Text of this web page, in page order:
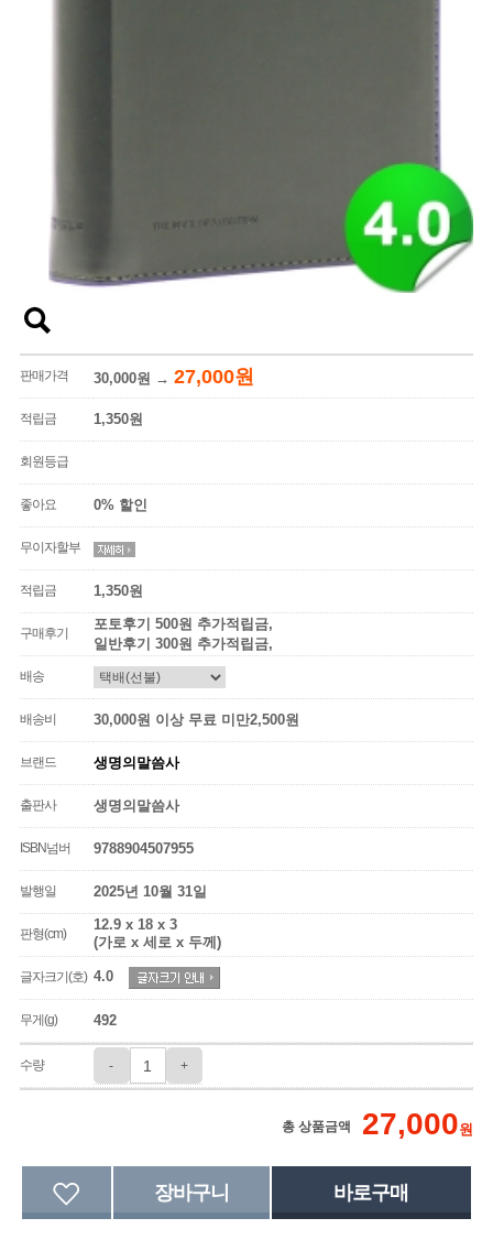
판매가격 30,000원 → 27,000원
적립금 1,350원
회원등급
좋아요 0% 할인
무이자할부
적립금 1,350원
구매후기
포토후기 500원 추가적립금,
일반후기 300원 추가적립금,
배송
배송비 30,000원 이상 무료 미만2,500원
브랜드 생명의말씀사
출판사 생명의말씀사
ISBN넘버 9788904507955
발행일 2025년 10월 31일
판형(cm)
12.9 x 18 x 3
(가로 x 세로 x 두께)
글자크기(호) 4.0
무게(g) 492
수량 - +
총 상품금액 27,000원